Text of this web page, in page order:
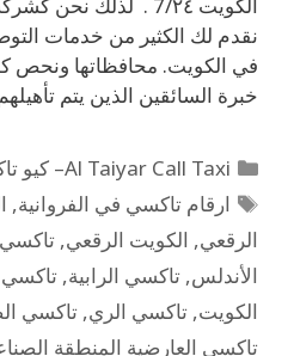
نقدم لك الكثير من خدمات
في الكويت. محافظاتها ونحص
خبرة السائقين الذين يتم
Al Taiyar Call Taxi– كيو تاكسي
ارقام تاكسي في الفروانية,
الرقعي, الكويت الرقعي, تاكسي
الأندلس, تاكسي الرابية, تاكسي
الكويت, تاكسي الري, تاكسي
تاكسي العارضية المنطقة